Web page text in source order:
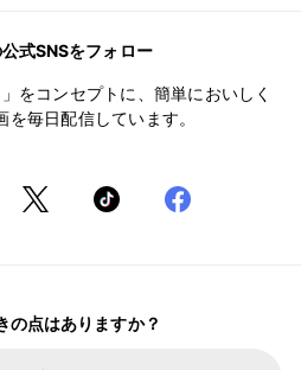
式SNSをフォロー
をコンセプトに、簡単においしく
を毎日配信しています。
の点はありますか？